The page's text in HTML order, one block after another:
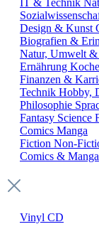
IT & Technik
Design & Kunst
Biografien &
Natur, Umwelt &
Ernährung
Finanzen &
Technik Hobby,
Philosophie
Fantasy Science
Comics Manga
Fiction Non-
Comics & Manga
Vinyl CD